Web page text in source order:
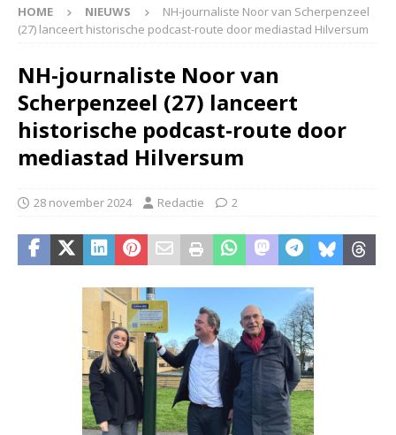
HOME NIEUWS
NH-journaliste Noor van Scherpenzeel
(27) lanceert historische podcast-route door mediastad Hilversum
NH-journaliste Noor van
Scherpenzeel (27) lanceert
historische podcast-route door
mediastad Hilversum
28 november 2024 Redactie 2